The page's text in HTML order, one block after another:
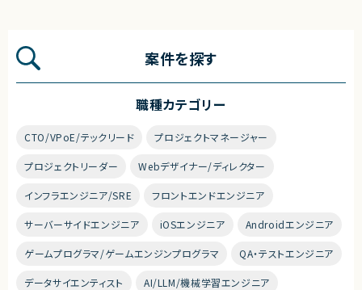
案件を探す
職種カテゴリー
CTO/VPoE/テックリード プロジェクトマネージャー
プロジェクトリーダー Webデザイナー/ディレクター
インフラエンジニア/SRE フロントエンドエンジニア
サーバーサイドエンジニア iOSエンジニア Androidエンジニア
ゲームプログラマ/ゲームエンジンプログラマ QA・テストエンジニア
データサイエンティスト AI/LLM/機械学習エンジニア